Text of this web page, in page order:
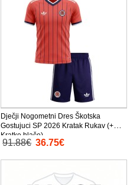
Dječji Nogometni Dres Škotska
Gostujuci SP 2026 Kratak Rukav (+
Kratke hlače)
91.88€ 36.75€